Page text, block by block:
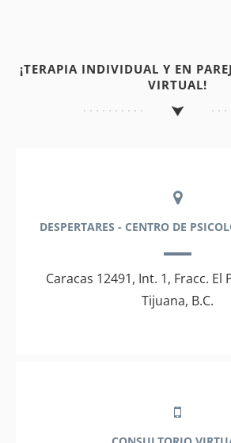
¡TERAPIA INDIVIDUAL Y EN
VIRTUAL!
DESPERTARES - CENTRO DE
Caracas 12491, Int. 1, Fracc. El
Tijuana, B.C.